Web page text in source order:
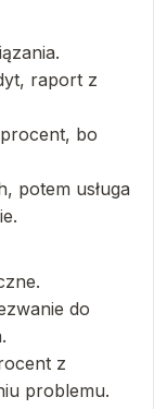
raport z
bo
potem usługa
do
z
problemu.